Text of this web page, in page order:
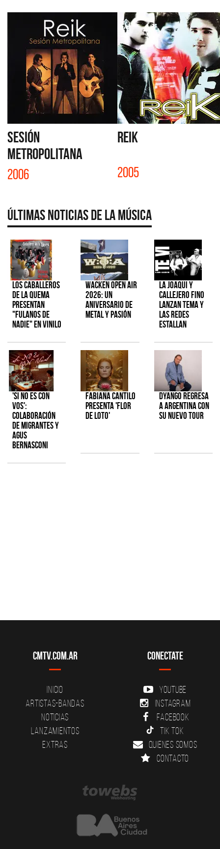
SESIÓN
METROPOLITANA
2006
REIK
2005
Últimas Noticias de la Música
Los Caballeros
de la Quema
presentan
"Fulanos de
Nadie" en vinilo
Wacken Open Air
2026: Un
aniversario de
metal y pasión
La Joaqui y
Callejero Fino
lanzan tema y
las redes
estallan
'Si No Es Con
Vos':
colaboración
de Migrantes y
Agus
Bernasconi
Fabiana Cantilo
presenta 'Flor
de Loto'
Dyango regresa
a Argentina con
su nuevo tour
CMTV.com.ar
Inicio
Artistas-Bandas
Noticias
Lanzamientos
Extras
Conectate
YouTube
Instagram
Facebook
Tik Tok
Quienes somos
Contacto